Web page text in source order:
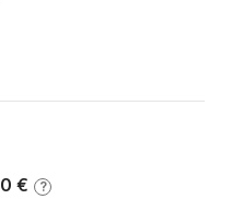
€ ?